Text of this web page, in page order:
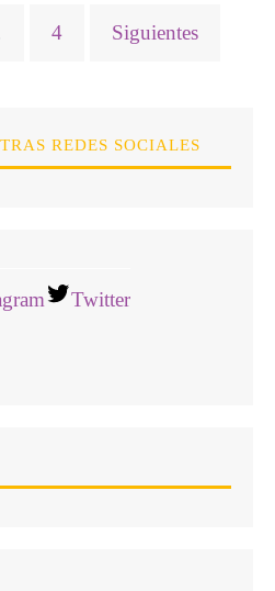
4 Siguientes
REDES SOCIALES
Twitter